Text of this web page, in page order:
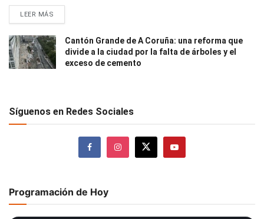
LEER MÁS
Cantón Grande de A Coruña: una reforma que
divide a la ciudad por la falta de árboles y el
exceso de cemento
Síguenos en Redes Sociales
Programación de Hoy